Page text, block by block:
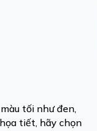
tối như đen,
tiết, hãy chọn